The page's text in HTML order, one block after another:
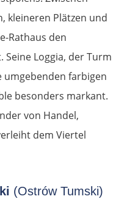
kleineren Plätzen und
Rathaus den
Loggia, der Turm
umgebenden farbigen
besonders markant.
von Handel,
dem Viertel
(Ostrów Tumski)